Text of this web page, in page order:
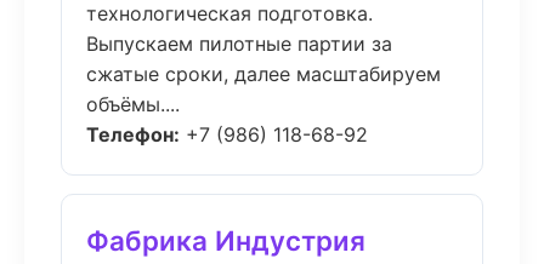
технологическая подготовка.
Выпускаем пилотные партии за
сжатые сроки, далее масштабируем
объёмы....
Телефон: +7 (986) 118-68-92
Фабрика Индустрия